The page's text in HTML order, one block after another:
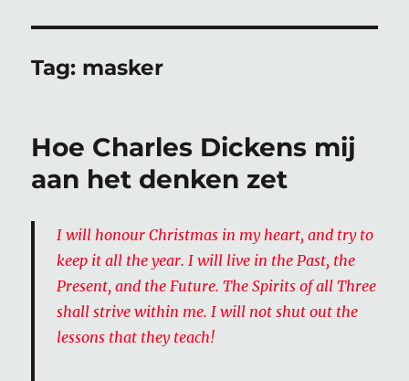
Tag: masker
Hoe Charles Dickens mij
aan het denken zet
I will honour Christmas in my heart, and try to
keep it all the year. I will live in the Past, the
Present, and the Future. The Spirits of all Three
shall strive within me. I will not shut out the
lessons that they teach!